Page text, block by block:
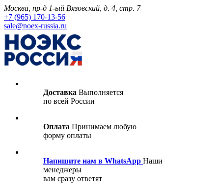
Москва, пр-д 1-ый Вязовский, д. 4, стр. 7
+7 (965) 170-13-56
sale@noex-russia.ru
Доставка Выполняется
по всей России
Оплата Принимаем любую
форму оплаты
Напишите нам в WhatsApp Наши
менеджеры
вам сразу ответят